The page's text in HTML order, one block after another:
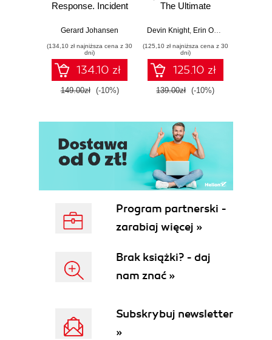
Response. Incident
and techniques for
threat response -
Fourth Edition
Gerard Johansen
(134,10 zł najniższa cena z 30
dni)
134.10 zł
149.00zł (-10%)
The Ultimate
to Power BI, Data
Tools, and
Microsoft Fabric -
Fourth Edition
Devin Knight, Erin Ostrowsky
(125,10 zł najniższa cena z 30
dni)
125.10 zł
139.00zł (-10%)
Program partnerski -
zarabiaj więcej »
Brak książki? - daj
nam znać »
Subskrybuj newsletter
»